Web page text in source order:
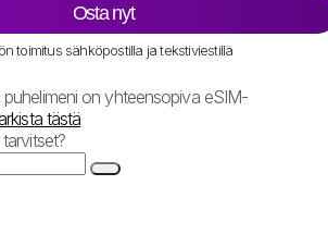
Osta nyt
toimitus sähköpostilla ja tekstiviestillä
puhelimeni on yhteensopiva eSIM-
tästä